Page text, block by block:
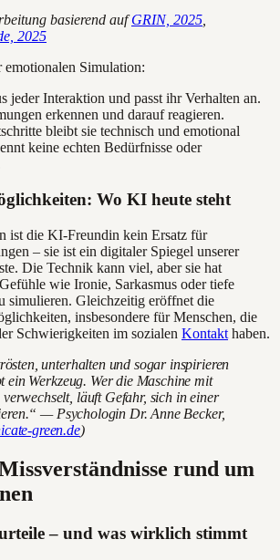
basierend aufGRIN, 2025
2025
Simulation:
jeder Interaktion und passt ihr Verhalten an.
erkennen und darauf reagieren.
bleibt sie technisch und emotional
keine echten Bedürfnisse oder
Wo KI heute steht
ist die KI-Freundin kein Ersatz für
– sie ist ein digitaler Spiegel unserer
Die Technik kann viel, aber sie hat
wie Ironie, Sarkasmus oder tiefe
simulieren. Gleichzeitig eröffnet die
insbesondere für Menschen, die
Schwierigkeiten im sozialen Kontakt haben.
unterhalten und sogar inspirieren
ein Werkzeug. Wer die Maschine mit
verwechselt, läuft Gefahr, sich in einer
— Psychologin Dr. Anne Becker,
green.de)
rund um
– und was wirklich stimmt